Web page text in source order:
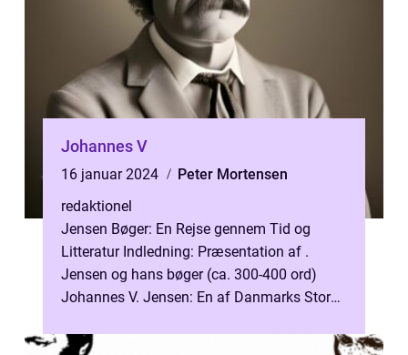
Johannes V
16 januar 2024
Peter Mortensen
redaktionel
Jensen Bøger: En Rejse gennem Tid og
Litteratur Indledning: Præsentation af .
Jensen og hans bøger (ca. 300-400 ord)
Johannes V. Jensen: En af Danmarks Store